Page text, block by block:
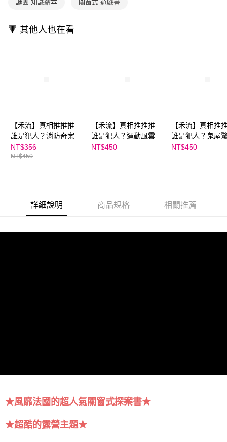
https://aftee.tw/terms/#terms3
任。
謎團 知識繪本 關窗式 遊戲書
🔻 其他人也在看
【禾流】真相推推推
誰是犯人？消防奇案
NT$356
NT$450
【禾流】真相推推推
誰是犯人？運動風雲
NT$450
【禾流】真相推
誰是犯人？鬼屋
NT$450
詳細說明 商品規格 相關推薦
★風靡法國的超人氣關窗式探案書★
★超酷的露營主題★